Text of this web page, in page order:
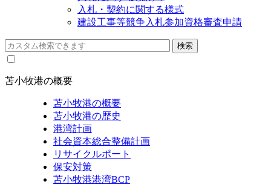
入札・契約に関する様式
建設工事等競争入札参加資格審査申請
苫小牧港の概要
苫小牧港の概要
苫小牧港の歴史
港湾計画
社会資本総合整備計画
リサイクルポート
保安対策
苫小牧港港湾BCP